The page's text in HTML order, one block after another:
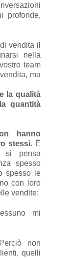
profonde,
vendita il
nella
team
ma
la qualità
quantità
hanno
stessi.È
si pensa
spesso
spesso le
con loro
vendite:
mi
non
quelli